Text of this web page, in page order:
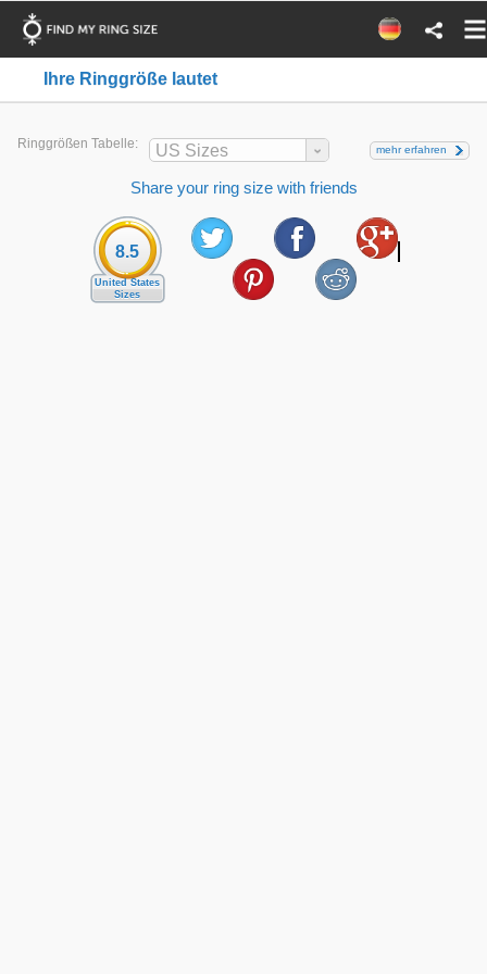
Ihre Ringgröße lautet
Ringgrößen Tabelle: US Sizes mehr erfahren
Share your ring size with friends
8.5
United States
Sizes